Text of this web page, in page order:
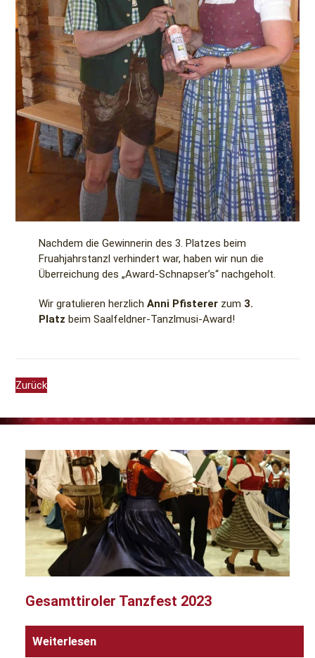
Nachdem die Gewinnerin des 3. Platzes beim
Fruahjahrstanzl verhindert war, haben wir nun die
Überreichung des „Award-Schnapser’s“ nachgeholt.
Wir gratulieren herzlich Anni Pfistererzum 3.
Platz beim Saalfeldner-Tanzlmusi-Award!
Zurück
Gesamttiroler Tanzfest 2023
Weiterlesen